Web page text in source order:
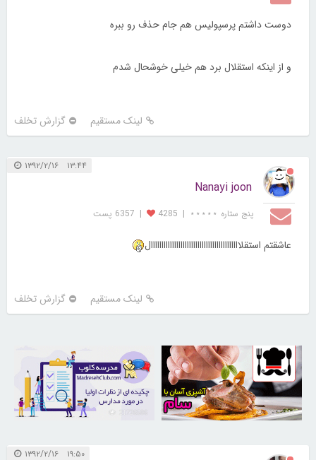
دوست داشتم پرسپولیس هم جام حذف رو ببره
و از اینکه استقلال برد هم خیلی خوشحال شدم
لینک مستقیم گزارش تخلف
۱۳:۴۴ ۱۳۹۲/۲/۱۶
Nanayi joon
پنج ستاره ⋆⋆⋆⋆⋆ |
4285
| 6357 پست
عاشقتم استقلاااااااااااااااااااااااااااااااااااااااااال
لینک مستقیم گزارش تخلف
30253211
۱۹:۵۰ ۱۳۹۲/۲/۱۶